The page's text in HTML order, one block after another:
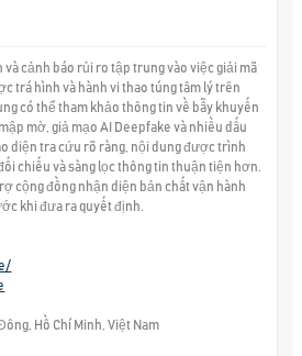
và cảnh báo rủi ro tập trung vào việc giải mã
trá hình và hành vi thao túng tâm lý trên
có thể tham khảo thông tin về bẫy khuyến
mờ, giả mạo AI Deepfake và nhiều dấu
diện tra cứu rõ ràng, nội dung được trình
chiếu và sàng lọc thông tin thuận tiện hơn.
cộng đồng nhận diện bản chất vận hành
khi đưa ra quyết định.
Hồ Chí Minh, Việt Nam